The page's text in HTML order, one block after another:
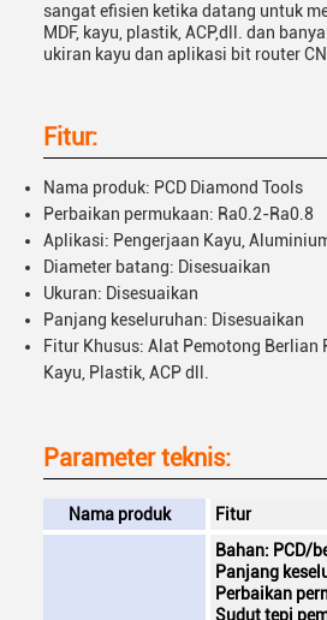
sangat efisien ketika datang untuk
MDF, kayu, plastik, ACP,dll. dan
ukiran kayu dan aplikasi bit router
Fitur:
Nama produk: PCD Diamond Tools
Perbaikan permukaan: Ra0.2-Ra0.8
Aplikasi: Pengerjaan Kayu,
Diameter batang: Disesuaikan
Ukuran: Disesuaikan
Panjang keseluruhan: Disesuaikan
Fitur Khusus: Alat Pemotong Berlian
Kayu, Plastik, ACP dll.
Parameter teknis:
Nama produk Fitur
Bahan: PCD/
Panjang
Perbaikan
Sudut tepi